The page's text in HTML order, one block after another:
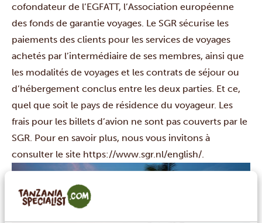
cofondateur de l’EGFATT, l’Association européenne
des fonds de garantie voyages. Le SGR sécurise les
paiements des clients pour les services de voyages
achetés par l’intermédiaire de ses membres, ainsi que
les modalités de voyages et les contrats de séjour ou
d’hébergement conclus entre les deux parties. Et ce,
quel que soit le pays de résidence du voyageur. Les
frais pour les billets d’avion ne sont pas couverts par le
SGR. Pour en savoir plus, nous vous invitons à
consulter le site https://www.sgr.nl/english/.